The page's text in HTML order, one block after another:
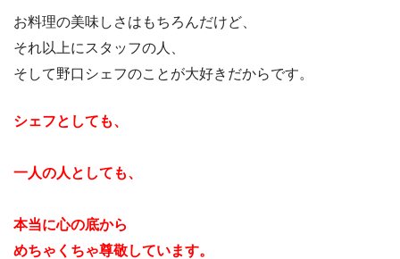
お料理の美味しさはもちろんだけど、
それ以上にスタッフの人、
そして野口シェフのことが大好きだからです。
シェフとしても、
一人の人としても、
本当に心の底から
めちゃくちゃ尊敬しています。